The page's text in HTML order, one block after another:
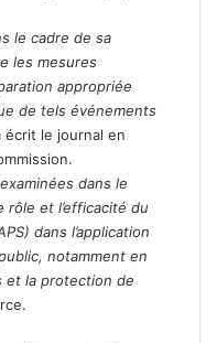
le cadre de sa
les mesures
appropriée
de tels événements
écrit le journal en
dans le
et l’efficacité du
dans l’application
notamment en
et la protection de